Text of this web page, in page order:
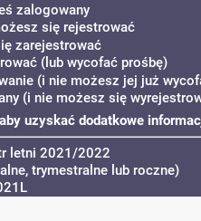
zalogowany
się rejestrować
zarejestrować
(lub wycofać prośbę)
(i nie możesz jej już
(i nie możesz się
uzyskać dodatkowe
letni 2021/2022
trymestralne lub roczne)